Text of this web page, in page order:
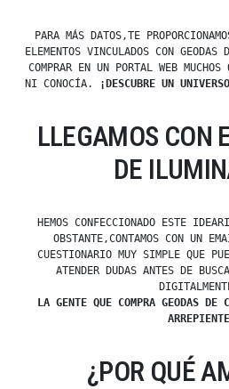
PARA MÁS DATOS,TE
ELEMENTOS VINCULADOS CON GEODAS
COMPRAR EN UN PORTAL WEB
NI CONOCÍA.
¡DESCUBRE UN
LLEGAMOS CON
DE
HEMOS CONFECCIONADO ESTE
OBSTANTE,CONTAMOS CON UN
CUESTIONARIO MUY SIMPLE QUE
ATENDER DUDAS ANTES DE
LA GENTE QUE COMPRA GEODAS DE
ARREPIENTE
¿POR QUÉ